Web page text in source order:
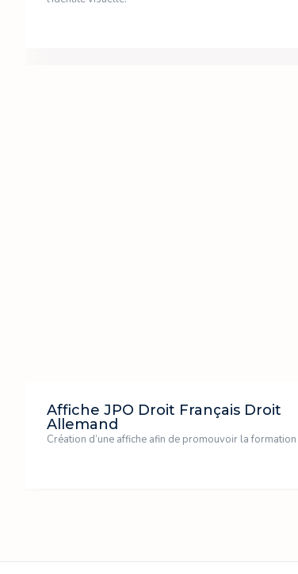
Affiche JPO Droit Français Droit
Allemand
Création d’une affiche afin de promouvoir la